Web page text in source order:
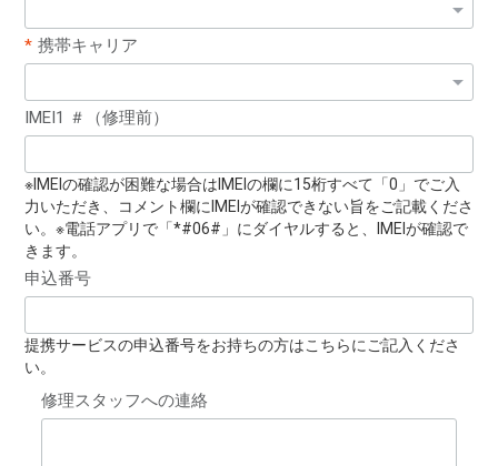
携帯キャリア
IMEI1 ＃（修理前）
※IMEIの確認が困難な場合はIMEIの欄に15桁すべて「0」でご入
力いただき、コメント欄にIMEIが確認できない旨をご記載くださ
い。※電話アプリで「*#06#」にダイヤルすると、IMEIが確認で
きます。
申込番号
提携サービスの申込番号をお持ちの方はこちらにご記入くださ
い。
修理スタッフへの連絡